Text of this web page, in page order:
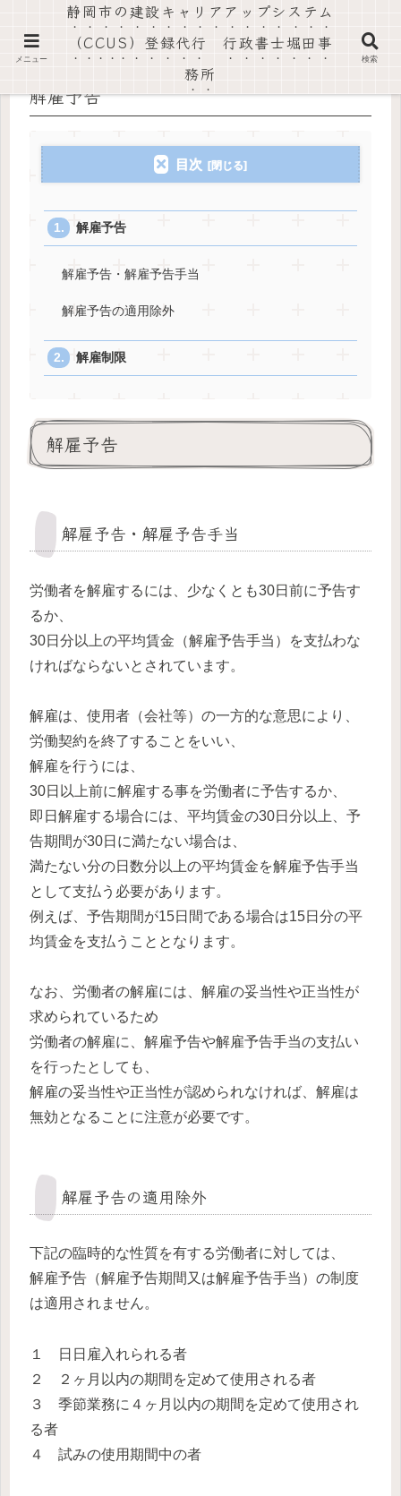
社会保険労務士法人静岡葵事務所・行政書士堀田事務所
解雇予告
目次
解雇予告
解雇予告・解雇予告手当
解雇予告の適用除外
解雇制限
解雇予告
解雇予告・解雇予告手当
労働者を解雇するには、少なくとも30日前に予告す
るか、
30日分以上の平均賃金（解雇予告手当）を支払わな
ければならないとされています。
解雇は、使用者（会社等）の一方的な意思により、
労働契約を終了することをいい、
解雇を行うには、
30日以上前に解雇する事を労働者に予告するか、
即日解雇する場合には、平均賃金の30日分以上、予
告期間が30日に満たない場合は、
満たない分の日数分以上の平均賃金を解雇予告手当
として支払う必要があります。
例えば、予告期間が15日間である場合は15日分の平
均賃金を支払うこととなります。
なお、労働者の解雇には、解雇の妥当性や正当性が
求められているため
労働者の解雇に、解雇予告や解雇予告手当の支払い
を行ったとしても、
解雇の妥当性や正当性が認められなければ、解雇は
無効となることに注意が必要です。
解雇予告の適用除外
下記の臨時的な性質を有する労働者に対しては、
解雇予告（解雇予告期間又は解雇予告手当）の制度
は適用されません。
１ 日日雇入れられる者
２ ２ヶ月以内の期間を定めて使用される者
３ 季節業務に４ヶ月以内の期間を定めて使用され
る者
４ 試みの使用期間中の者
メニュー
静岡市の建設キャリアアップシステム
（CCUS）登録代行 行政書士堀田事
務所
検索